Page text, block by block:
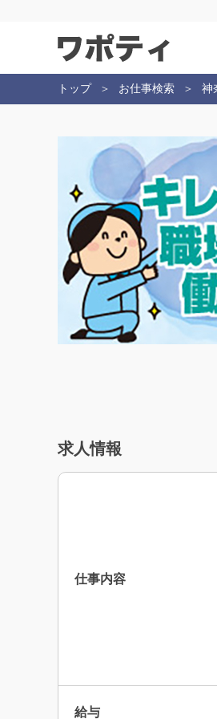
トップ お仕事検索 神
求人情報
仕事内容
給与